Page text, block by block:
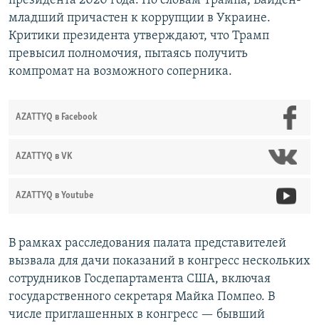
младший причастен к коррупции в Украине.
Критики президента утверждают, что Трамп
превысил полномочия, пытаясь получить
компромат на возможного соперника.
AZATTYQ в Facebook
AZATTYQ в VK
AZATTYQ в Youtube
В рамках расследования палата представителей
вызвала для дачи показаний в конгресс нескольких
сотрудников Госдепартамента США, включая
государственного секретаря Майка Помпео. В
числе приглашенных в конгресс — бывший